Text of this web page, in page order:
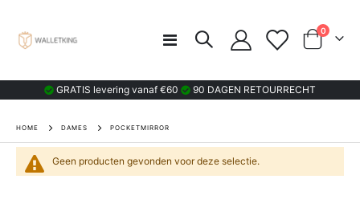
Toggle
0
GRATIS levering vanaf €60 90 DAGEN RETOURRECHT
HOME DAMES POCKETMIRROR
Geen producten gevonden voor deze selectie.